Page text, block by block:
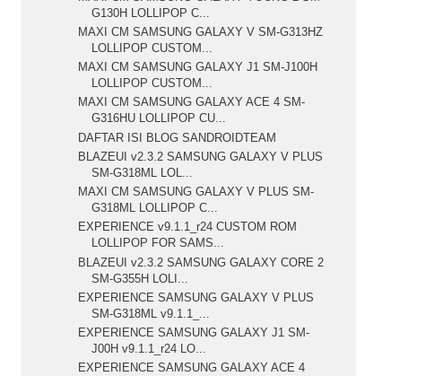
G130H LOLLIPOP C...
MAXI CM SAMSUNG GALAXY V SM-G313HZ
LOLLIPOP CUSTOM...
MAXI CM SAMSUNG GALAXY J1 SM-J100H
LOLLIPOP CUSTOM...
MAXI CM SAMSUNG GALAXY ACE 4 SM-
G316HU LOLLIPOP CU...
DAFTAR ISI BLOG SANDROIDTEAM
BLAZEUI v2.3.2 SAMSUNG GALAXY V PLUS
SM-G318ML LOL...
MAXI CM SAMSUNG GALAXY V PLUS SM-
G318ML LOLLIPOP C...
EXPERIENCE v9.1.1_r24 CUSTOM ROM
LOLLIPOP FOR SAMS...
BLAZEUI v2.3.2 SAMSUNG GALAXY CORE 2
SM-G355H LOLI...
EXPERIENCE SAMSUNG GALAXY V PLUS
SM-G318ML v9.1.1_...
EXPERIENCE SAMSUNG GALAXY J1 SM-
J00H v9.1.1_r24 LO...
EXPERIENCE SAMSUNG GALAXY ACE 4